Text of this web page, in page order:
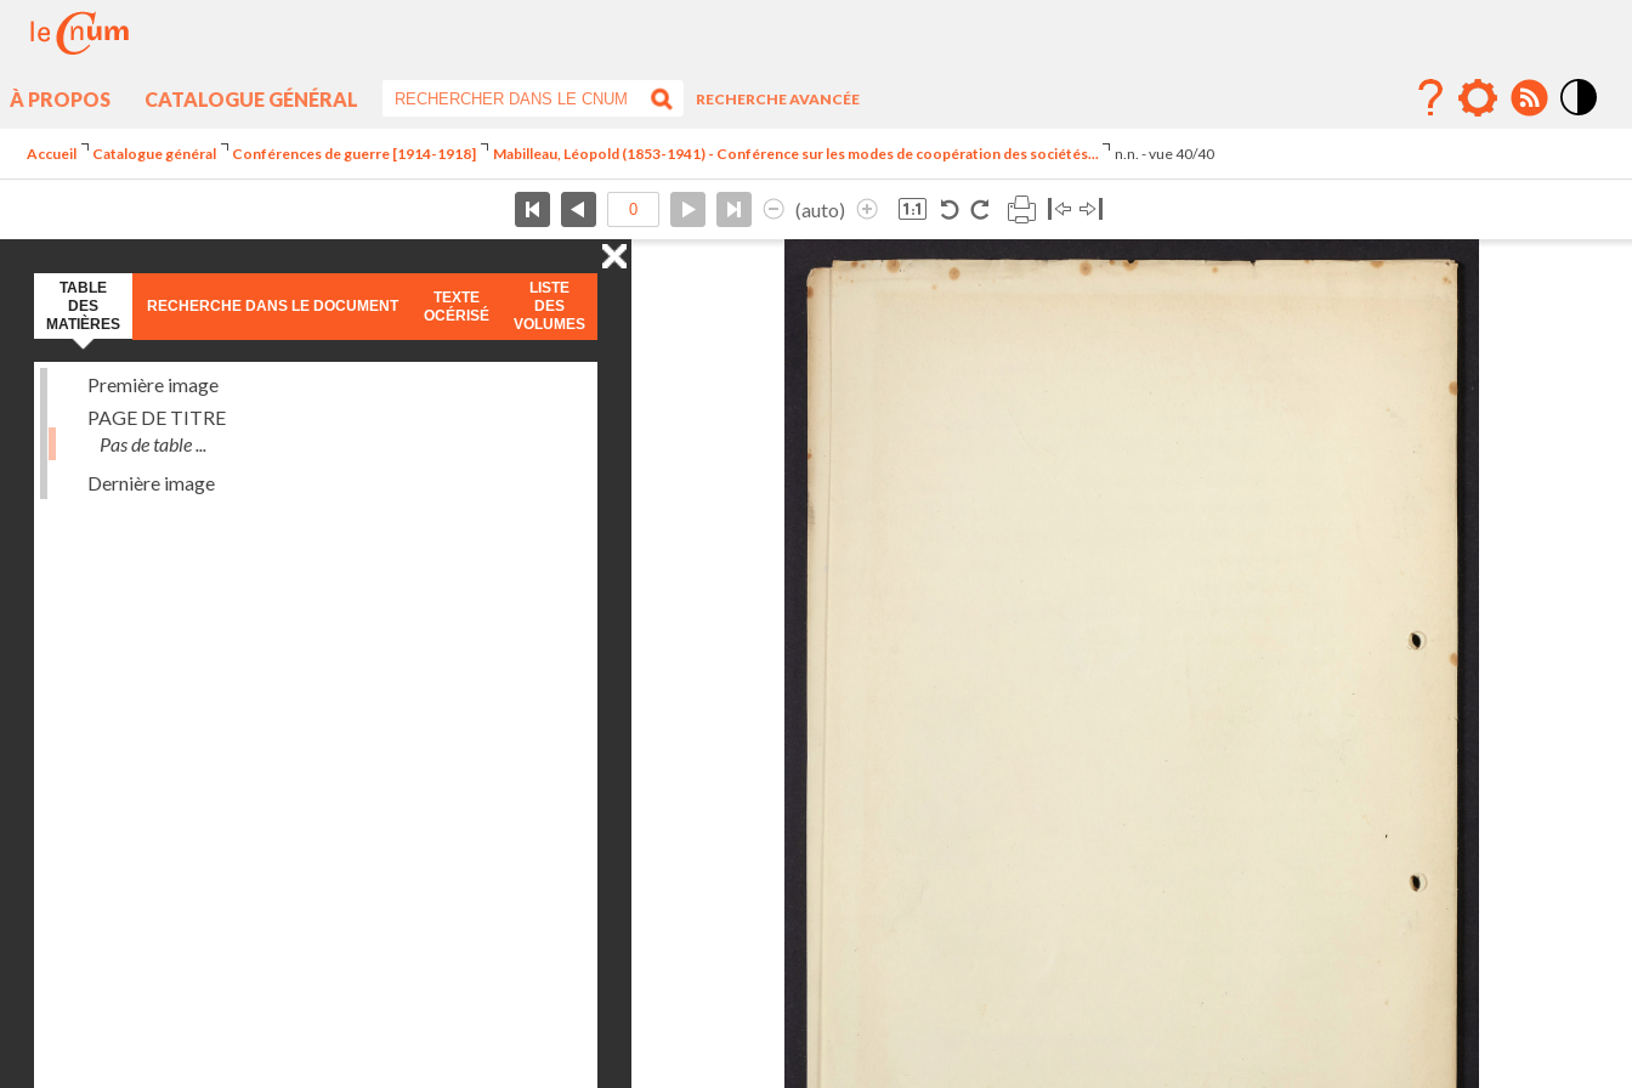
À PROPOS CATALOGUE GÉNÉRAL
RECHERCHE AVANCÉE
Accueil Catalogue général Conférences de guerre [1914-1918] Mabilleau, Léopold (1853-1941) - Conférence sur les modes de coopération des sociétés... n.n. - vue 40/40
(auto)
TABLE
DES
MATIÈRES
RECHERCHE DANS LE DOCUMENT
TEXTE
OCÉRISÉ
LISTE
DES
VOLUMES
Première image
PAGE DE TITRE
Pas de table ...
Dernière image